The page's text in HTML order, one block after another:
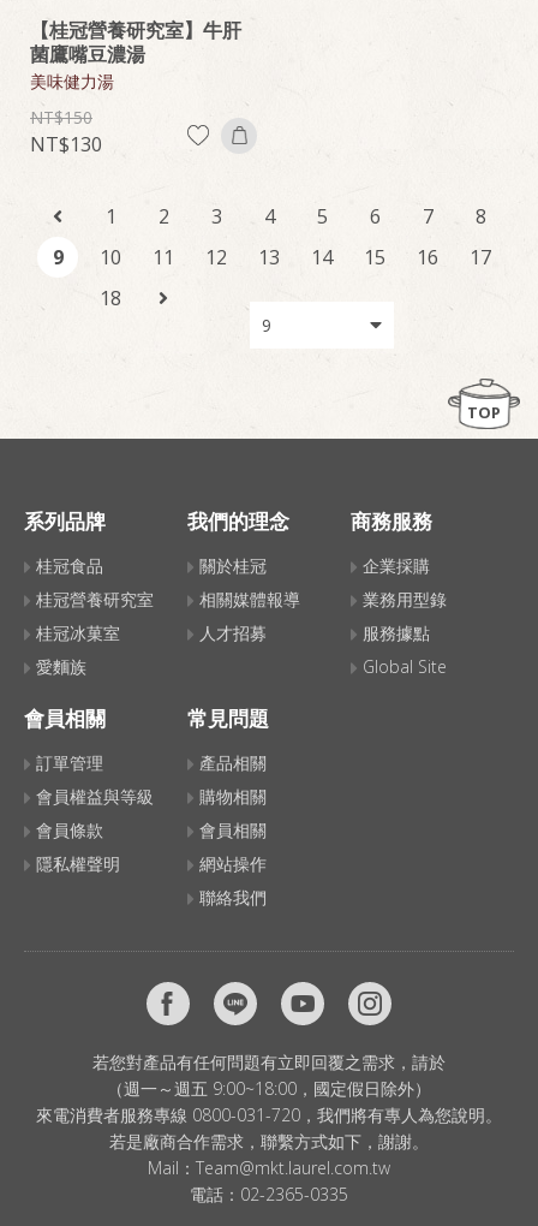
【桂冠營養研究室】牛肝
菌鷹嘴豆濃湯
美味健力湯
150
130
1 2 3 4 5 6 7
8
9
10 11 12 13 14 15 16
17
18
TOP
系列品牌
桂冠食品
桂冠營養研究室
桂冠冰菓室
愛麵族
我們的理念
關於桂冠
相關媒體報導
人才招募
商務服務
企業採購
業務用型錄
服務據點
Global Site
會員相關
訂單管理
會員權益與等級
會員條款
隱私權聲明
常見問題
產品相關
購物相關
會員相關
網站操作
聯絡我們
若您對產品有任何問題有立即回覆之需求，請於
（週一～週五 9:00~18:00，國定假日除外）
來電消費者服務專線 0800-031-720，我們將有專人為您說明。
若是廠商合作需求，聯繫方式如下，謝謝。
Mail： Team@mkt.laurel.com.tw
電話： 02-2365-0335